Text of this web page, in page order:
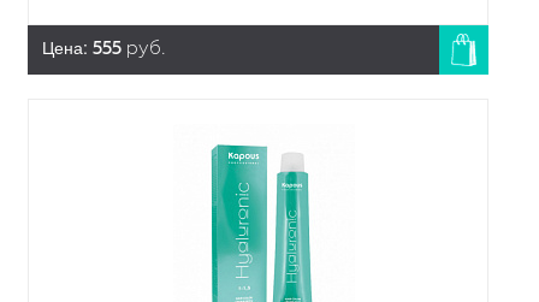
Цена: 555 руб.